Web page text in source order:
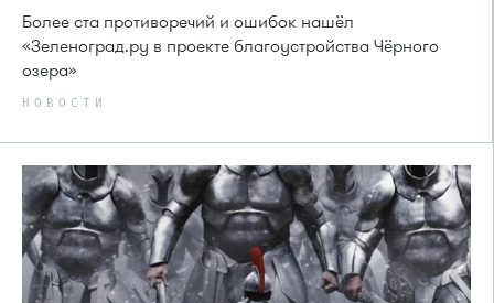
Более ста противоречий и ошибок нашёл
«Зеленоград.ру в проекте благоустройства Чёрного
озера»
НОВОСТИ